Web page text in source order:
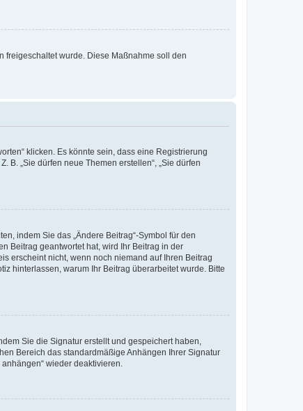
freigeschaltet wurde. Diese Maßnahme soll den
klicken. Es könnte sein, dass eine Registrierung
„Sie dürfen neue Themen erstellen“, „Sie dürfen
indem Sie das „Ändere Beitrag“-Symbol für den
Beitrag geantwortet hat, wird Ihr Beitrag in der
erscheint nicht, wenn noch niemand auf Ihren Beitrag
hinterlassen, warum Ihr Beitrag überarbeitet wurde. Bitte
Sie die Signatur erstellt und gespeichert haben,
Bereich das standardmäßige Anhängen Ihrer Signatur
wieder deaktivieren.